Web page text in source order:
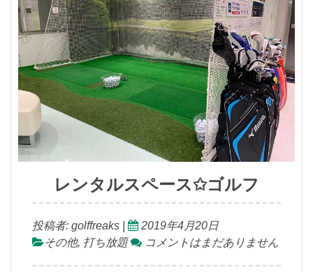
レンタルスペース✩ゴルフ
投稿者: golffreaks
2019年4月20日
その他, 打ち放題 コメントはまだありません